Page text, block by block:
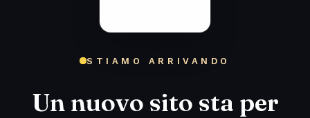
STIAMO ARRIVANDO
Un nuovo sito sta per